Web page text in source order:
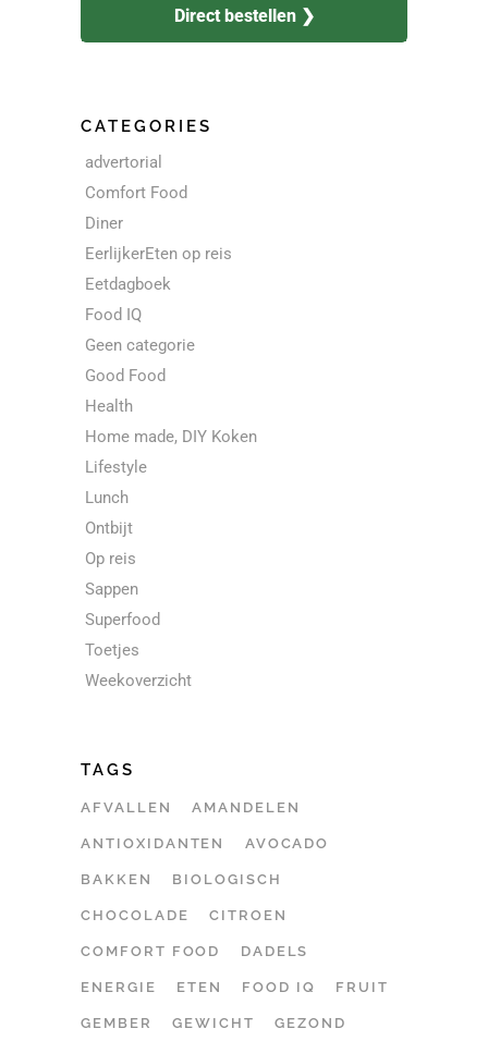
Direct bestellen ❯
CATEGORIES
advertorial
Comfort Food
Diner
EerlijkerEten op reis
Eetdagboek
Food IQ
Geen categorie
Good Food
Health
Home made, DIY Koken
Lifestyle
Lunch
Ontbijt
Op reis
Sappen
Superfood
Toetjes
Weekoverzicht
TAGS
AFVALLEN AMANDELEN
ANTIOXIDANTEN AVOCADO
BAKKEN BIOLOGISCH
CHOCOLADE CITROEN
COMFORT FOOD DADELS
ENERGIE ETEN FOOD IQ FRUIT
GEMBER GEWICHT GEZOND